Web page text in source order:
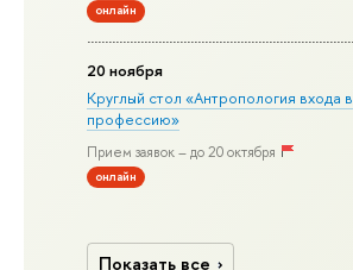
онлайн
20 ноября
Круглый стол «Антропология входа в
профессию»
Прием заявок – до 20 октября
онлайн
Показать все